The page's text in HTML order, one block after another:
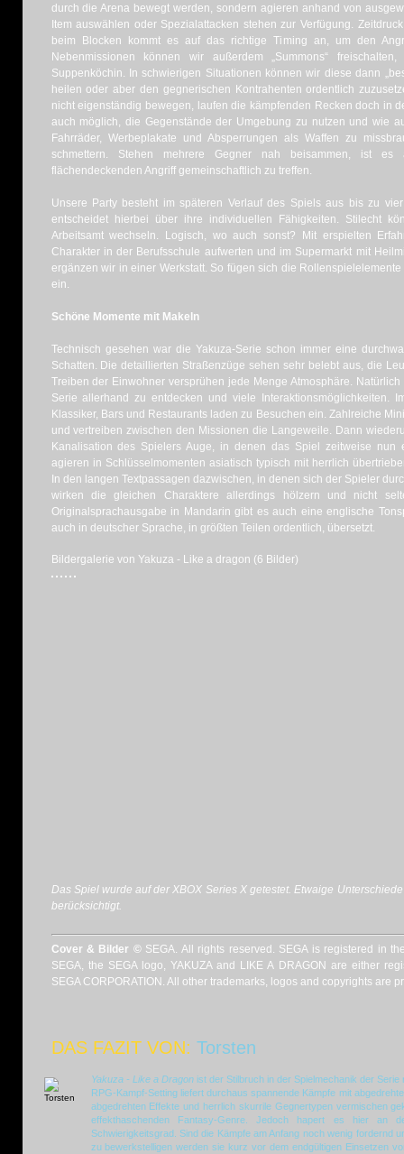
durch die Arena bewegt werden, sondern agieren anhand von
Item auswählen oder Spezialattacken stehen zur Verfügung.
beim Blocken kommt es auf das richtige Timing an, um den
Nebenmissionen können wir außerdem „Summons“
Suppenköchin. In schwierigen Situationen können wir diese dann
heilen oder aber den gegnerischen Kontrahenten ordentlich
nicht eigenständig bewegen, laufen die kämpfenden Recken doch in
auch möglich, die Gegenstände der Umgebung zu nutzen und wie
Fahrräder, Werbeplakate und Absperrungen als Waffen zu
schmettern. Stehen mehrere Gegner nah beisammen, ist
flächendeckenden Angriff gemeinschaftlich zu treffen.
Unsere Party besteht im späteren Verlauf des Spiels aus bis zu
entscheidet hierbei über ihre individuellen Fähigkeiten. Stilecht
Arbeitsamt wechseln. Logisch, wo auch sonst? Mit erspielten
Charakter in der Berufsschule aufwerten und im Supermarkt mit
ergänzen wir in einer Werkstatt. So fügen sich die
ein.
Schöne Momente mit Makeln
Technisch gesehen war die Yakuza-Serie schon immer eine
Schatten. Die detaillierten Straßenzüge sehen sehr belebt aus, die
Treiben der Einwohner versprühen jede Menge Atmosphäre.
Serie allerhand zu entdecken und viele Interaktionsmöglichkeiten.
Klassiker, Bars und Restaurants laden zu Besuchen ein. Zahlreiche
und vertreiben zwischen den Missionen die Langeweile. Dann
Kanalisation des Spielers Auge, in denen das Spiel zeitweise nun
agieren in Schlüsselmomenten asiatisch typisch mit herrlich
In den langen Textpassagen dazwischen, in denen sich der Spieler
wirken die gleichen Charaktere allerdings hölzern und nicht
Originalsprachausgabe in Mandarin gibt es auch eine englische
auch in deutscher Sprache, in größten Teilen ordentlich, übersetzt.
Bildergalerie von Yakuza - Like a dragon (6 Bilder)
Das Spiel wurde auf der XBOX Series X getestet. Etwaige
berücksichtigt.
Cover & Bilder © SEGA. All rights reserved. SEGA is registered in
SEGA, the SEGA logo, YAKUZA and LIKE A DRAGON are either
SEGA CORPORATION. All other trademarks, logos and copyrights are
DAS FAZIT VON: Torsten
Yakuza - Like a Dragonist der Stilbruch in der Spielmechanik der
RPG-Kampf-Setting liefert durchaus spannende Kämpfe mit
abgedrehten Effekte und herrlich skurrile Gegnertypen vermischen
effekthaschenden Fantasy-Genre. Jedoch hapert es hier an
Schwierigkeitsgrad. Sind die Kämpfe am Anfang noch wenig fordernd
zu bewerkstelligen werden sie kurz vor dem endgültigen Einsetzen